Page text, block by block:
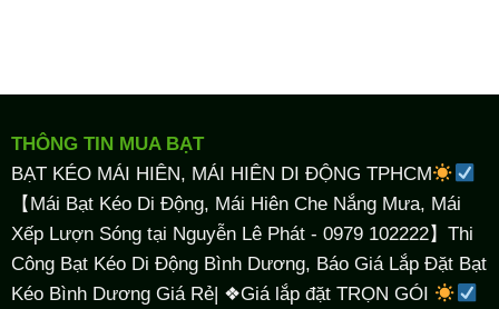
THÔNG TIN MUA BẠT
BẠT KÉO MÁI HIÊN, MÁI HIÊN DI ĐỘNG TPHCM
【Mái Bạt Kéo Di Động, Mái Hiên Che Nắng Mưa, Mái
Xếp Lượn Sóng tại Nguyễn Lê Phát - 0979 102222】Thi
Công Bạt Kéo Di Động Bình Dương, Báo Giá Lắp Đặt Bạt
Kéo Bình Dương Giá Rẻ| ❖Giá lắp đặt TRỌN GÓI